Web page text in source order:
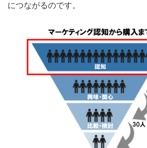
につながるのです。